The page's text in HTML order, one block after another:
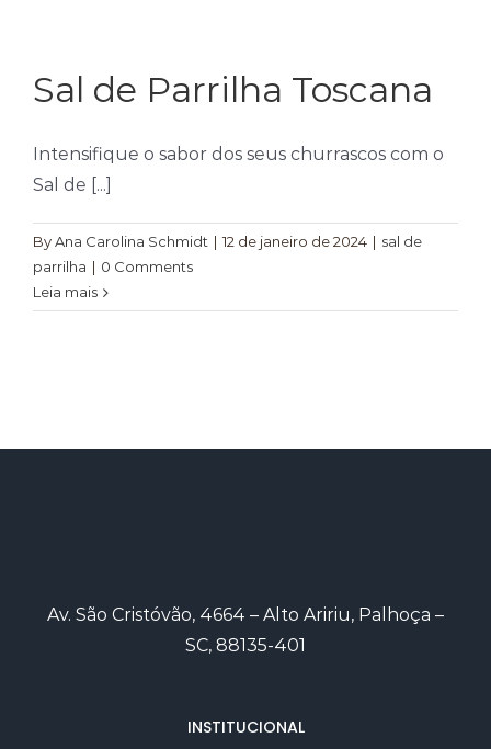
Temperos
Verduras
Tomates
Sal de Parrilha Toscana
Intensifique o sabor dos seus churrascos com o
Sal de [...]
ByAna Carolina Schmidt | 12 de janeiro de 2024 | sal de
parrilha | 0 Comments
Leia mais
Av. São Cristóvão, 4664 – Alto Aririu, Palhoça –
SC, 88135-401
INSTITUCIONAL